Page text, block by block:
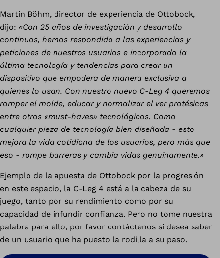
Martin Böhm, director de experiencia de Ottobock,
dijo: «Con 25 años de investigación y desarrollo
continuos, hemos respondido a las experiencias y
peticiones de nuestros usuarios e incorporado la
última tecnología y tendencias para crear un
dispositivo que empodera de manera exclusiva a
quienes lo usan. Con nuestro nuevo C-Leg 4 queremos
romper el molde, educar y normalizar el ver protésicas
entre otros «must-haves» tecnológicos. Como
cualquier pieza de tecnología bien diseñada - esto
mejora la vida cotidiana de los usuarios, pero más que
eso - rompe barreras y cambia vidas genuinamente.»
Ejemplo de la apuesta de Ottobock por la progresión
en este espacio, la C-Leg 4 está a la cabeza de su
juego, tanto por su rendimiento como por su
capacidad de infundir confianza. Pero no tome nuestra
palabra para ello, por favor contáctenos si desea saber
de un usuario que ha puesto la rodilla a su paso.